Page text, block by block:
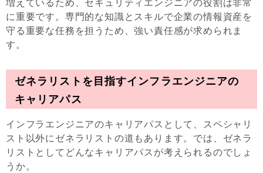
増えているため、セキュリティエンジニアの役割は非常
に重要です。専門的な知識とスキルで企業の情報資産を
守る重要な任務を担うため、強い責任感が求められま
す。
ゼネラリストを目指すインフラエンジニアの
キャリアパス
インフラエンジニアのキャリアパスとして、スペシャリ
スト以外にゼネラリストの道もあります。では、ゼネラ
リストとしてどんなキャリアパスが考えられるのでしょ
うか。